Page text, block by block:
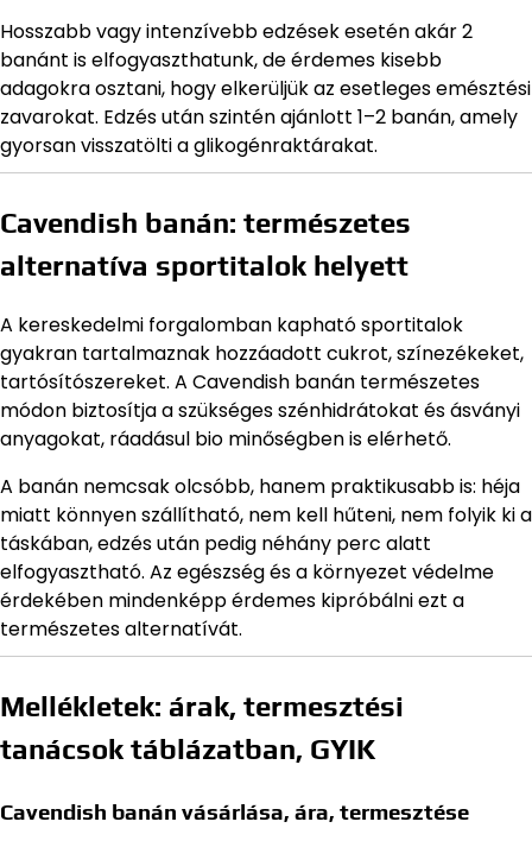
Hosszabb vagy intenzívebb edzések esetén akár 2
banánt is elfogyaszthatunk, de érdemes kisebb
adagokra osztani, hogy elkerüljük az esetleges emésztési
zavarokat. Edzés után szintén ajánlott 1–2 banán, amely
gyorsan visszatölti a glikogénraktárakat.
Cavendish banán: természetes
alternatíva sportitalok helyett
A kereskedelmi forgalomban kapható sportitalok
gyakran tartalmaznak hozzáadott cukrot, színezékeket,
tartósítószereket. A Cavendish banán természetes
módon biztosítja a szükséges szénhidrátokat és ásványi
anyagokat, ráadásul bio minőségben is elérhető.
A banán nemcsak olcsóbb, hanem praktikusabb is: héja
miatt könnyen szállítható, nem kell hűteni, nem folyik ki a
táskában, edzés után pedig néhány perc alatt
elfogyasztható. Az egészség és a környezet védelme
érdekében mindenképp érdemes kipróbálni ezt a
természetes alternatívát.
Mellékletek: árak, termesztési
tanácsok táblázatban, GYIK
Cavendish banán vásárlása, ára, termesztése